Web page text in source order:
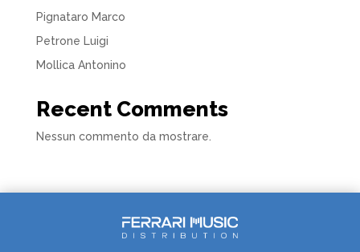
Pignataro Marco
Petrone Luigi
Mollica Antonino
Recent Comments
Nessun commento da mostrare.